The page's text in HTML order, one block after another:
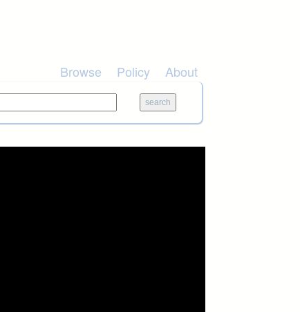
Browse Policy About